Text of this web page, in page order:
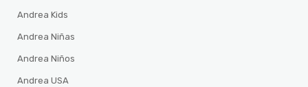
Andrea Kids
Andrea Niñas
Andrea Niños
Andrea USA